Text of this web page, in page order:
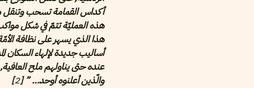
أكداس القمامة تسحب وتنقل
هذه العمليّة تتمّ في شكل
هذا الذي يسهر على نظافة
أساليب جديدة لإلهاء السكان
عنده حتى يناولهم ملح العافية,
والّذين أعلنوه أوحد… ” [2
]